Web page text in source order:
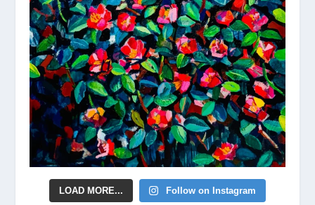
LOAD MORE... Follow on Instagram